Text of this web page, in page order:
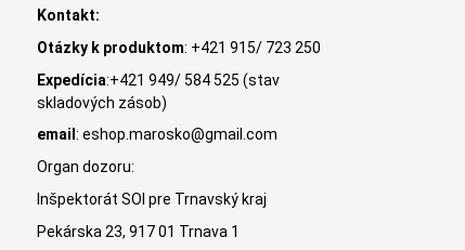
Kontakt:
Otázky k produktom: +421 915/ 723 250
Expedícia:+421 949/ 584 525 (stav
skladových zásob)
email : eshop.marosko@gmail.com
Organ dozoru:
Inšpektorát SOI pre Trnavský kraj
Pekárska 23, 917 01 Trnava 1